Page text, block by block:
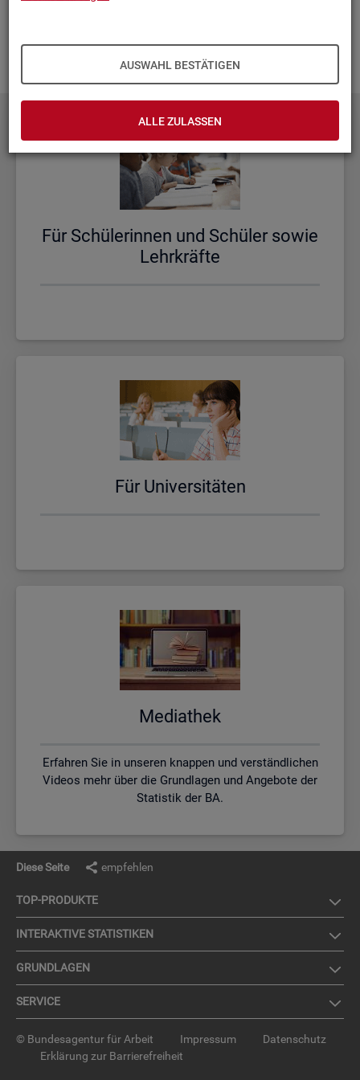
AUSWAHL BESTÄTIGEN
ALLE ZULASSEN
das gern in un­se­re Pla­nun­gen auf.
Für Schü­le­rin­nen und Schü­ler sowie
Lehr­kräf­te
Für Uni­ver­si­tä­ten
Me­dia­thek
Erfahren Sie in unseren knappen und verständlichen
Videos mehr über die Grundlagen und Angebote der
Statistik der BA.
Diese Seite empfehlen
TOP-PRO­DUK­TE
IN­TER­AK­TI­VE STA­TIS­TI­KEN
GRUND­LA­GEN
SER­VICE
© Bundesagentur für Arbeit Impressum
Datenschutz
Erklärung zur Barrierefreiheit